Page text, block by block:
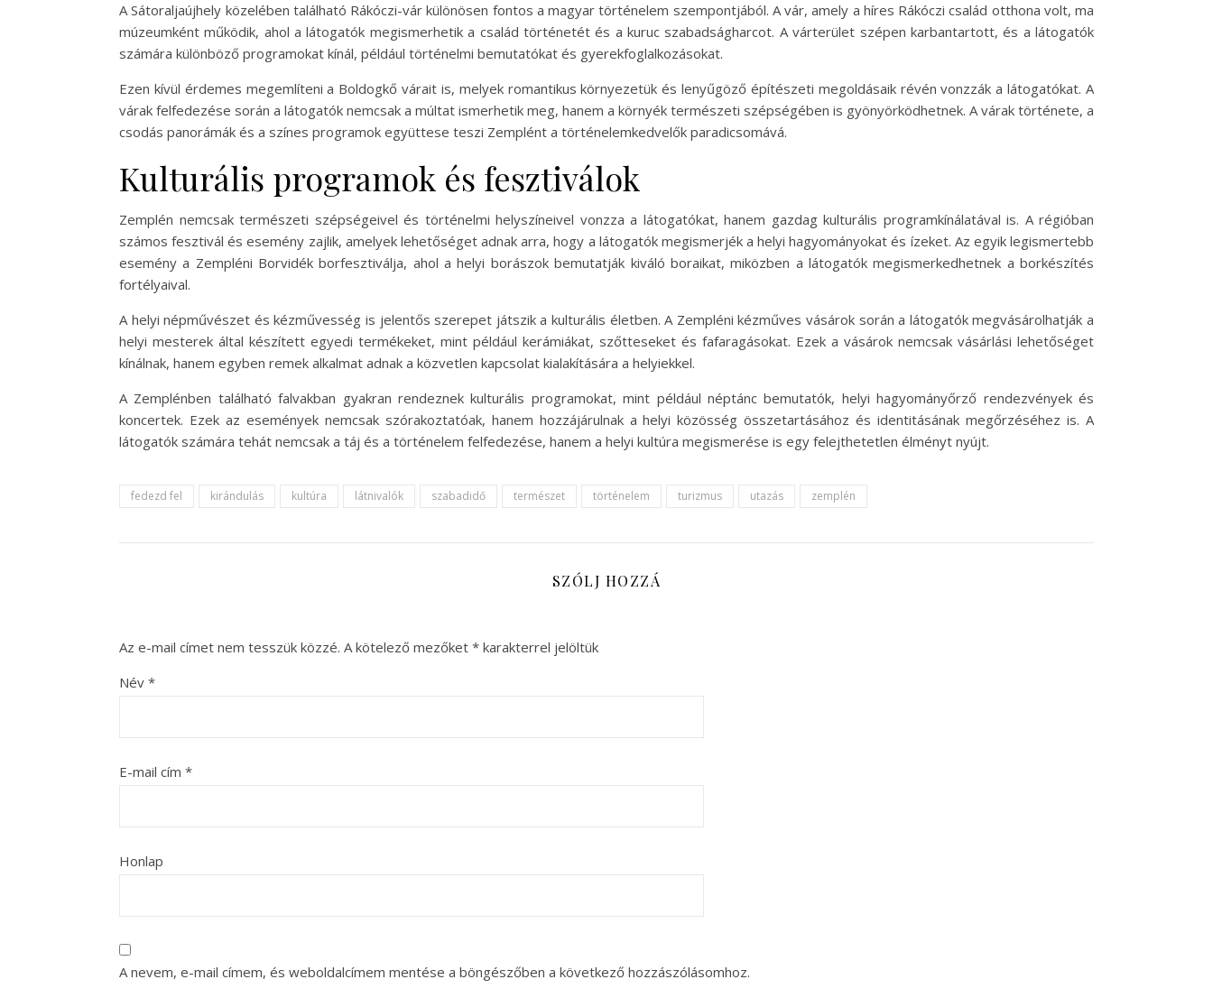
A Sátoraljaújhely közelében található Rákóczi-vár különösen fontos a magyar történelem szempontjából. A vár, amely a híres Rákóczi család otthona volt, ma
múzeumként működik, ahol a látogatók megismerhetik a család történetét és a kuruc szabadságharcot. A várterület szépen karbantartott, és a látogatók
számára különböző programokat kínál, például történelmi bemutatókat és gyerekfoglalkozásokat.
Ezen kívül érdemes megemlíteni a Boldogkő várait is, melyek romantikus környezetük és lenyűgöző építészeti megoldásaik révén vonzzák a látogatókat. A
várak felfedezése során a látogatók nemcsak a múltat ismerhetik meg, hanem a környék természeti szépségében is gyönyörködhetnek. A várak története, a
csodás panorámák és a színes programok együttese teszi Zemplént a történelemkedvelők paradicsomává.
Kulturális programok és fesztiválok
Zemplén nemcsak természeti szépségeivel és történelmi helyszíneivel vonzza a látogatókat, hanem gazdag kulturális programkínálatával is. A régióban
számos fesztivál és esemény zajlik, amelyek lehetőséget adnak arra, hogy a látogatók megismerjék a helyi hagyományokat és ízeket. Az egyik legismertebb
esemény a Zempléni Borvidék borfesztiválja, ahol a helyi borászok bemutatják kiváló boraikat, miközben a látogatók megismerkedhetnek a borkészítés
fortélyaival.
A helyi népművészet és kézművesség is jelentős szerepet játszik a kulturális életben. A Zempléni kézműves vásárok során a látogatók megvásárolhatják a
helyi mesterek által készített egyedi termékeket, mint például kerámiákat, szőtteseket és fafaragásokat. Ezek a vásárok nemcsak vásárlási lehetőséget
kínálnak, hanem egyben remek alkalmat adnak a közvetlen kapcsolat kialakítására a helyiekkel.
A Zemplénben található falvakban gyakran rendeznek kulturális programokat, mint például néptánc bemutatók, helyi hagyományőrző rendezvények és
koncertek. Ezek az események nemcsak szórakoztatóak, hanem hozzájárulnak a helyi közösség összetartásához és identitásának megőrzéséhez is. A
látogatók számára tehát nemcsak a táj és a történelem felfedezése, hanem a helyi kultúra megismerése is egy felejthetetlen élményt nyújt.
fedezd fel kirándulás kultúra látnivalók szabadidő természet történelem turizmus utazás zemplén
SZÓLJ HOZZÁ
Az e-mail címet nem tesszük közzé. A kötelező mezőket * karakterrel jelöltük
Név *
E-mail cím *
Honlap
A nevem, e-mail címem, és weboldalcímem mentése a böngészőben a következő hozzászólásomhoz.